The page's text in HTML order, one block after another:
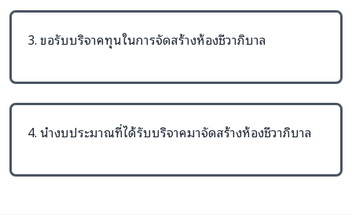
3. ขอรับบริจาคทุนในการจัดสร้างห้องชีวาภิบาล
4. นำงบประมาณที่ได้รับบริจาคมาจัดสร้างห้องชีวาภิบาล